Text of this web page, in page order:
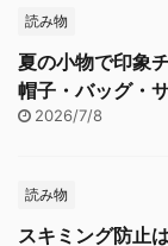
読み物
夏の小物で印象
帽子・バッグ・
2026/7/8
読み物
スキミング防止